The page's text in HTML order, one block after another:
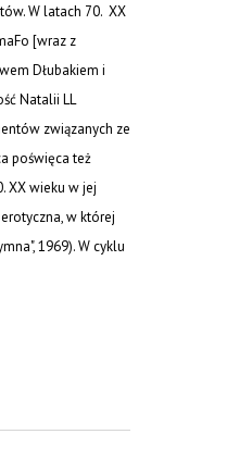
W latach 70. XX
[wraz z
Dłubakiem i
Natalii LL
związanych ze
poświęca też
XX wieku w jej
w której
1969). W cyklu